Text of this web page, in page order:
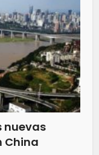
nuevas
China